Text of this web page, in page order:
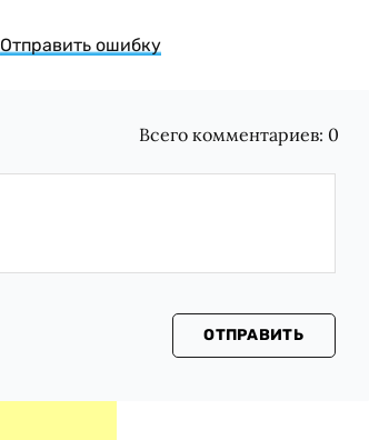
Отправить ошибку
Всего комментариев: 0
ОТПРАВИТЬ